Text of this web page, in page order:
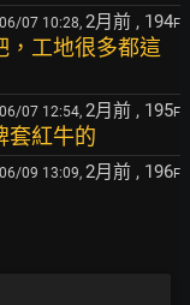
06/07 10:28, 2月前 , 194F
，工地很多都這
06/07 12:54, 2月前 , 195F
套紅牛的
06/09 13:09, 2月前 , 196F